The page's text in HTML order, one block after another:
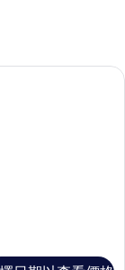
書桌、筆電工作空間